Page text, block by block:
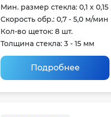
Мин. размер стекла: 0,1 х 0,15
Скорость обр.: 0,7 - 5,0 м/мин
Кол-во щеток: 8 шт.
Толщина стекла: 3 - 15 мм
Подробнее